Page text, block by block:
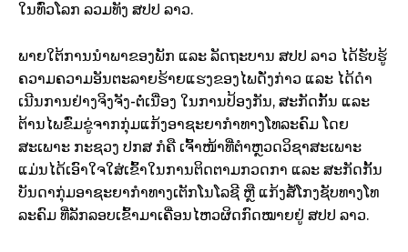
ໃນທົ່ວໂລກ ລວມທັງ ສປປ ລາວ.
ພາຍໃຕ້ການນໍາພາຂອງພັກ ແລະ ລັດຖະບານ ສປປ ລາວ ໄດ້ຮັບຮູ້
ຄວາມຄວາມອັນຕະລາຍຮ້າຍແຮງຂອງໄພດັ່ງກ່າວ ແລະ ໄດ້ດໍາ
ເນີນການຢ່າງຈິງຈັງ-ຕໍ່ເນື່ອງ ໃນການປ້ອງກັນ, ສະກັດກັ້ນ ແລະ
ຕ້ານໄພຂົ່ມຂູ່ຈາກກຸ່ມແກ້ງອາຊະຍາກຳທາງໂທລະຄົມ ໂດຍ
ສະເພາະ ກະຊວງ ປກສ ກໍຄື ເຈົ້າໜ້າທີ່ຕຳຫຼວດວິຊາສະເພາະ
ແມ່ນໄດ້ເອົາໃຈໃສ່ເຂົ້າໃນການຕິດຕາມກວດກາ ແລະ ສະກັດກັ້ນ
ບັນດາກຸ່ມອາຊະຍາກຳທາງເຕັກໂນໂລຊີ ຫຼື ແກ້ງສໍ້ໂກງຊັບທາງໂທ
ລະຄົມ ທີ່ລັກລອບເຂົ້າມາເຄື່ອນໄຫວຜິດກົດໝາຍຢູ່ ສປປ ລາວ.